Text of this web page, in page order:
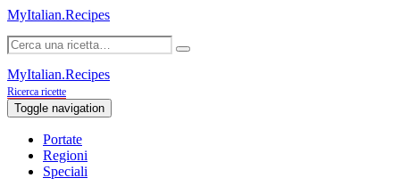
MyItalian.Recipes
MyItalian.Recipes
Ricerca ricette
Toggle navigation
Portate
Regioni
Speciali